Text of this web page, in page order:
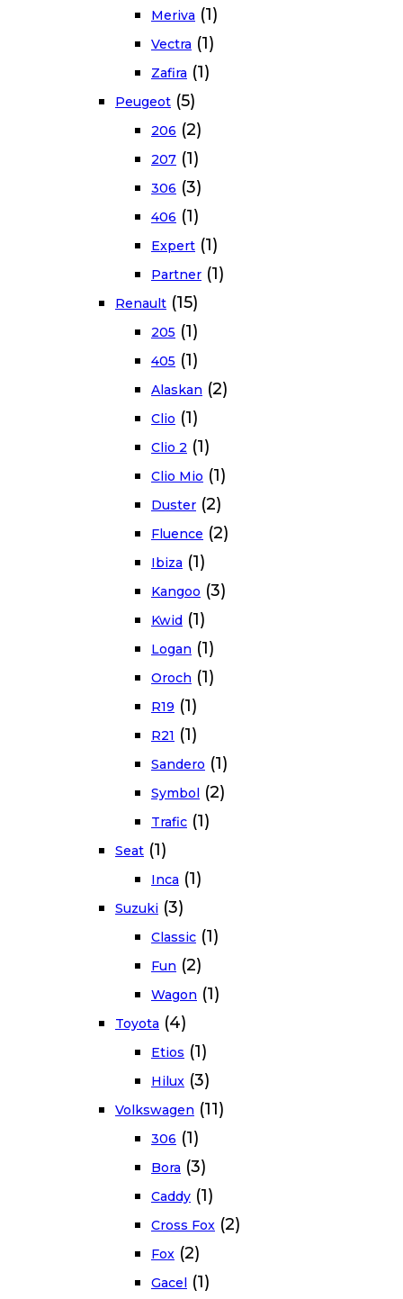
Meriva (1)
Vectra (1)
Zafira (1)
Peugeot (5)
206 (2)
207 (1)
306 (3)
406 (1)
Expert (1)
Partner (1)
Renault (15)
205 (1)
405 (1)
Alaskan (2)
Clio (1)
Clio 2 (1)
Clio Mio (1)
Duster (2)
Fluence (2)
Ibiza (1)
Kangoo (3)
Kwid (1)
Logan (1)
Oroch (1)
R19 (1)
R21 (1)
Sandero (1)
Symbol (2)
Trafic (1)
Seat (1)
Inca (1)
Suzuki (3)
Classic (1)
Fun (2)
Wagon (1)
Toyota (4)
Etios (1)
Hilux (3)
Volkswagen (11)
306 (1)
Bora (3)
Caddy (1)
Cross Fox (2)
Fox (2)
Gacel (1)